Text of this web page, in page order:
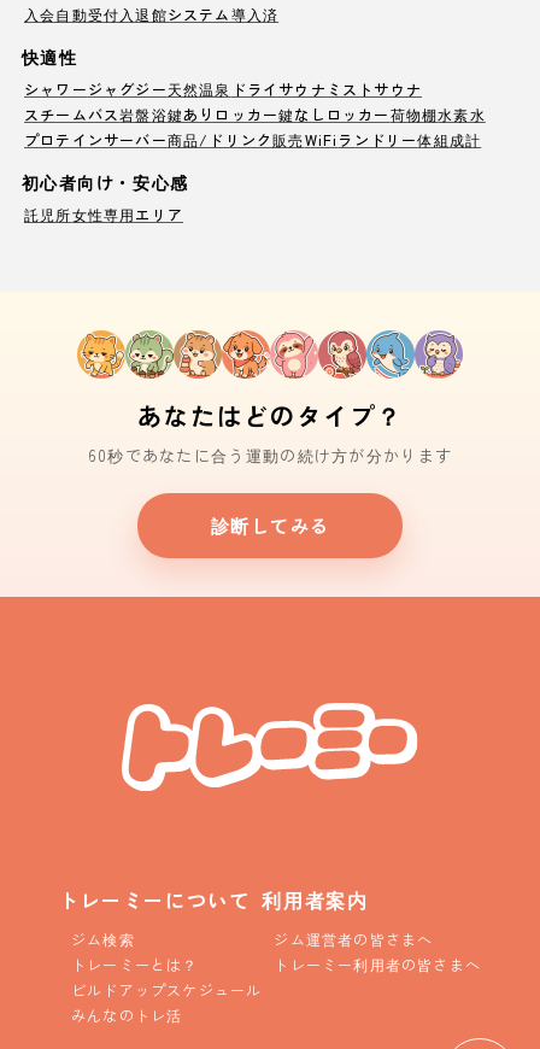
入会自動受付 入退館システム導入済
快適性
シャワージャグジー天然温泉 ドライサウナ ミストサウナ
スチームバス岩盤浴鍵ありロッカー鍵なしロッカー荷物棚水素水
プロテインサーバー商品/ドリンク販売WiFi ランドリー体組成計
初心者向け・安心感
託児所女性専用エリア
あなたはどのタイプ？
60秒であなたに合う運動の続け方が分かります
診断してみる
トレーミーについて
ジム検索
トレーミーとは？
ビルドアップスケジュール
みんなのトレ活
利用者案内
ジム運営者の皆さまへ
トレーミー利用者の皆さまへ